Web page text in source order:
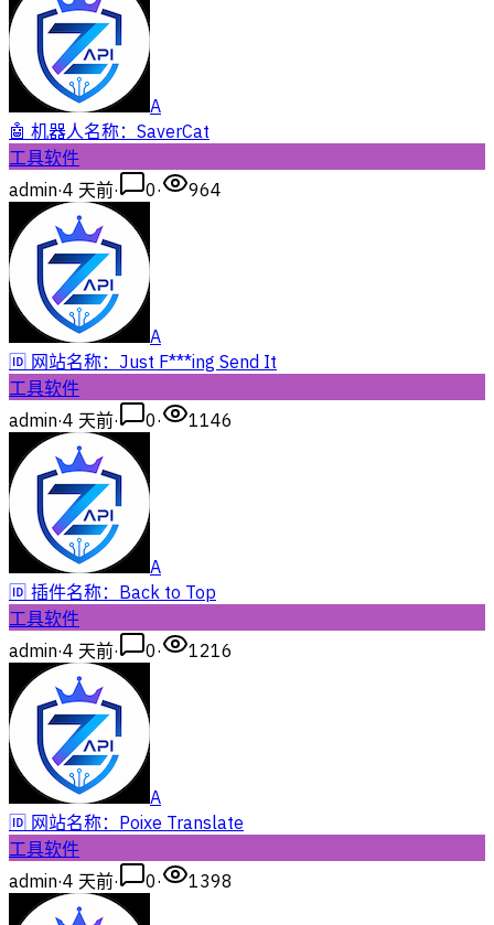
A
🤖 机器人名称：SaverCat
工具软件
admin·4 天前· 0· 964
A
🆔 网站名称：Just F***ing Send It
工具软件
admin·4 天前· 0· 1146
A
🆔 插件名称：Back to Top
工具软件
admin·4 天前· 0· 1216
A
🆔 网站名称：Poixe Translate
工具软件
admin·4 天前· 0· 1398